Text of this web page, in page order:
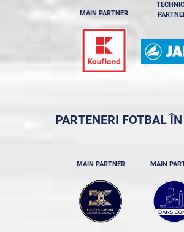
MAIN PARTNER
PARTENERI FOTBAL
MAIN PARTNER MAIN